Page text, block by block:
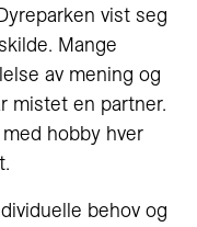
vist seg
Mange
av mening og
mistet en partner.
hobby hver
behov og